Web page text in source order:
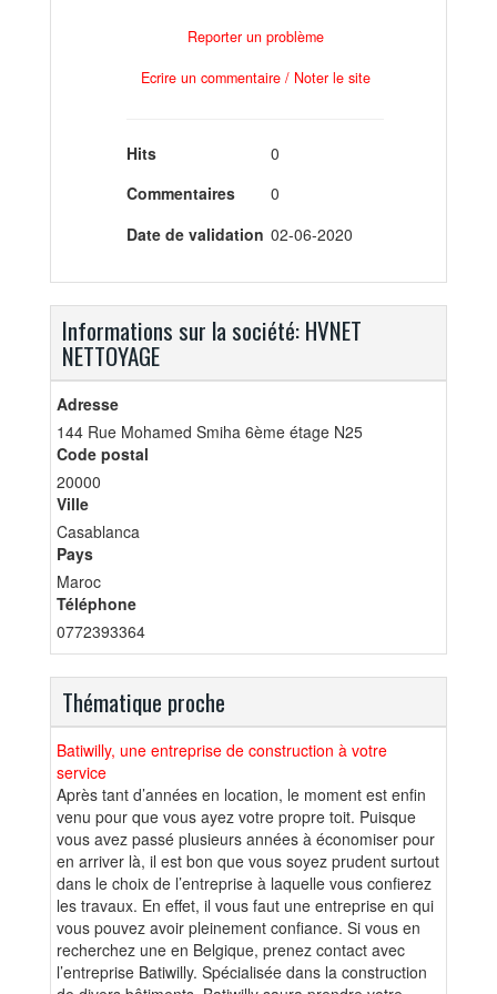
Reporter un problème
Ecrire un commentaire / Noter le site
Hits
0
Commentaires
0
Date de validation 02-06-2020
Informations sur la société: HVNET
NETTOYAGE
Adresse
144 Rue Mohamed Smiha 6ème étage N25
Code postal
20000
Ville
Casablanca
Pays
Maroc
Téléphone
0772393364
Thématique proche
Batiwilly, une entreprise de construction à votre
service
Après tant d’années en location, le moment est enfin
venu pour que vous ayez votre propre toit. Puisque
vous avez passé plusieurs années à économiser pour
en arriver là, il est bon que vous soyez prudent surtout
dans le choix de l’entreprise à laquelle vous confierez
les travaux. En effet, il vous faut une entreprise en qui
vous pouvez avoir pleinement confiance. Si vous en
recherchez une en Belgique, prenez contact avec
l’entreprise Batiwilly. Spécialisée dans la construction